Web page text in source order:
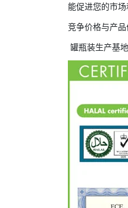
能促进您的市
竞争价格与产品
罐瓶装生产基